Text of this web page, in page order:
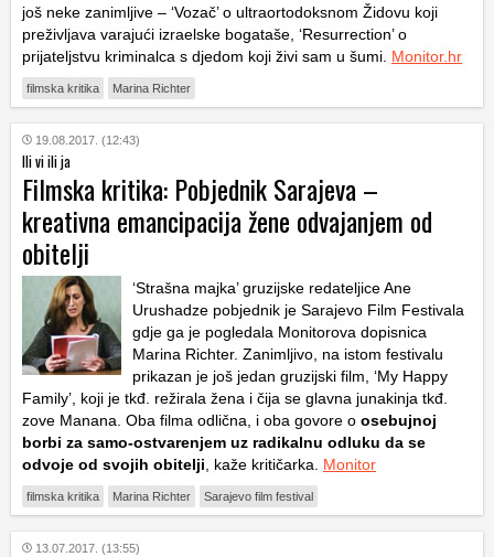
još neke zanimljive – ‘Vozač’ o ultraortodoksnom Židovu koji
preživljava varajući izraelske bogataše, ‘Resurrection’ o
prijateljstvu kriminalca s djedom koji živi sam u šumi. Monitor.hr
filmska kritika Marina Richter
19.08.2017. (12:43)
Ili vi ili ja
Filmska kritika: Pobjednik Sarajeva –
kreativna emancipacija žene odvajanjem od
obitelji
‘Strašna majka’ gruzijske redateljice Ane
Urushadze pobjednik je Sarajevo Film Festivala
gdje ga je pogledala Monitorova dopisnica
Marina Richter. Zanimljivo, na istom festivalu
prikazan je još jedan gruzijski film, ‘My Happy
Family’, koji je tkđ. režirala žena i čija se glavna junakinja tkđ.
zove Manana. Oba filma odlična, i oba govore o osebujnoj
borbi za samo-ostvarenjem uz radikalnu odluku da se
odvoje od svojih obitelji , kaže kritičarka. Monitor
filmska kritika Marina Richter Sarajevo film festival
13.07.2017. (13:55)